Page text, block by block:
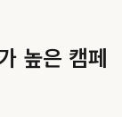
높은 캠페